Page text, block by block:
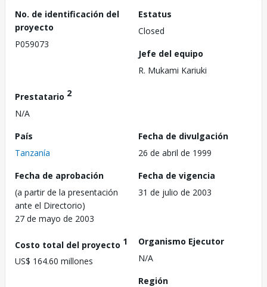
No. de identificación del
proyecto
P059073
Estatus
Closed
Jefe del equipo
R. Mukami Kariuki
Prestatario 2
N/A
País
Tanzanía
Fecha de divulgación
26 de abril de 1999
Fecha de aprobación
(a partir de la presentación
ante el Directorio)
27 de mayo de 2003
Fecha de vigencia
31 de julio de 2003
Costo total del proyecto 1
US$ 164.60 millones
Organismo Ejecutor
N/A
Región